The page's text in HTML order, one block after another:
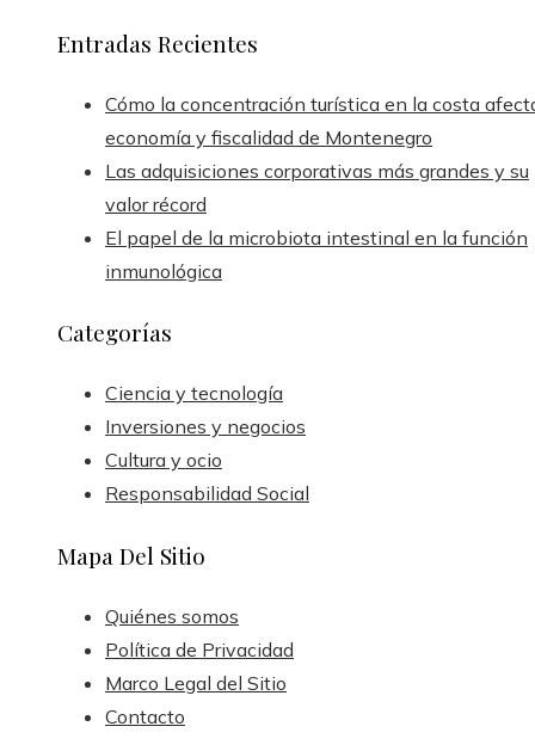
Entradas Recientes
Cómo la concentración turística en la costa
economía y fiscalidad de Montenegro
Las adquisiciones corporativas más grandes y su
valor récord
El papel de la microbiota intestinal en la función
inmunológica
Categorías
Ciencia y tecnología
Inversiones y negocios
Cultura y ocio
Responsabilidad Social
Mapa Del Sitio
Quiénes somos
Política de Privacidad
Marco Legal del Sitio
Contacto